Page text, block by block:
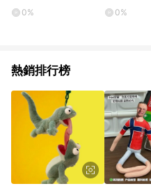
0%
淋*16163
0%
熱銷排行榜